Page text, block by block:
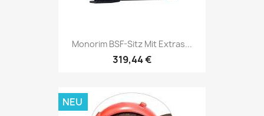
Monorim BSF-Sitz Mit Extras...
319,44 €
NEU